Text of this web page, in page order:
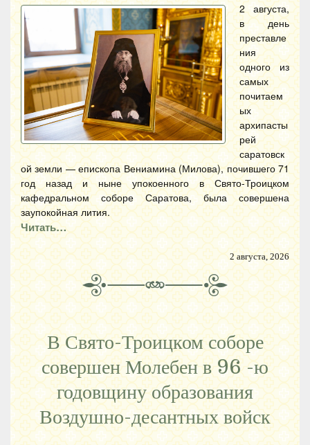
2 августа,
в день
преставле
ния
одного из
самых
почитаем
ых
архипасты
рей
саратовск
ой земли — епископа Вениамина (Милова), почившего 71
год назад и ныне упокоенного в Свято-Троицком
кафедральном соборе Саратова, была совершена
заупокойная лития.
Читать…
2 августа, 2026
В Свято-Троицком соборе
совершен Молебен в 96 -ю
годовщину образования
Воздушно-десантных войск